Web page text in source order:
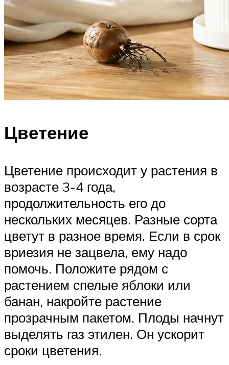
Цветение
Цветение происходит у растения в
возрасте 3-4 года,
продолжительность его до
нескольких месяцев. Разные сорта
цветут в разное время. Если в срок
вриезия не зацвела, ему надо
помочь. Положите рядом с
растением спелые яблоки или
банан, накройте растение
прозрачным пакетом. Плоды начнут
выделять газ этилен. Он ускорит
сроки цветения.